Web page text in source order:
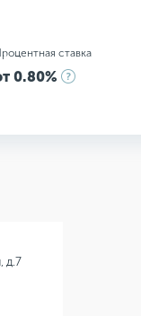
ставка
0.80%
д.7